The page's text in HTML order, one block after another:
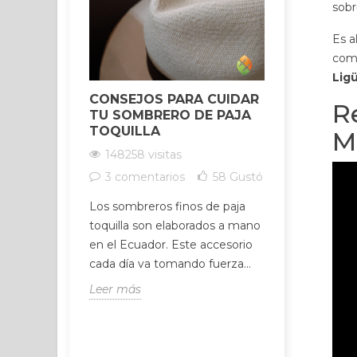
CONSEJOS PARA CUIDAR
TU SOMBRERO DE PAJA
TOQUILLA
148258 visitas
3 comentarios
58 Gustó
Los sombreros finos de paja
toquilla son elaborados a mano
en el Ecuador. Este accesorio
cada día va tomando fuerza...
Leer más
TUS
PODER
147541
Es